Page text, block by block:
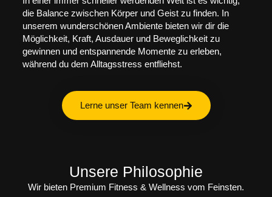
die Balance zwischen Körper und Geist zu finden. In
unserem wunderschönen Ambiente bieten wir dir die
Möglichkeit, Kraft, Ausdauer und Beweglichkeit zu
gewinnen und entspannende Momente zu erleben,
während du dem Alltagsstress entfliehst.
Lerne unser Team kennen
Unsere Philosophie
Wir bieten Premium Fitness & Wellness vom Feinsten.